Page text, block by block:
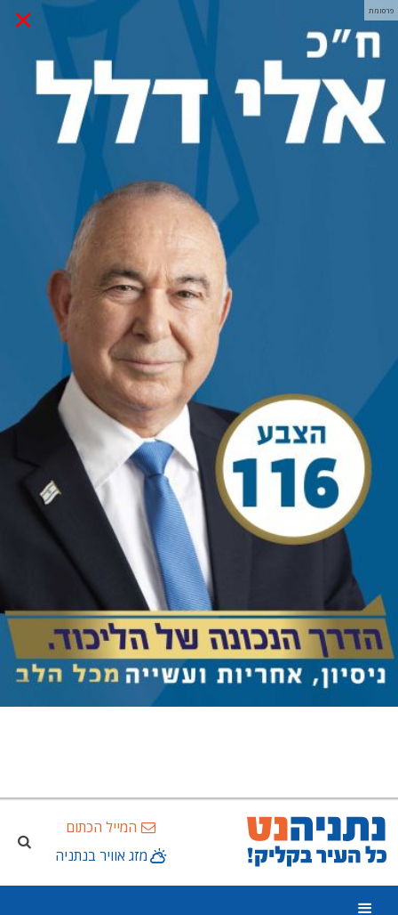
× פרסומת
המייל הכתום
מזג אוויר בנתניה